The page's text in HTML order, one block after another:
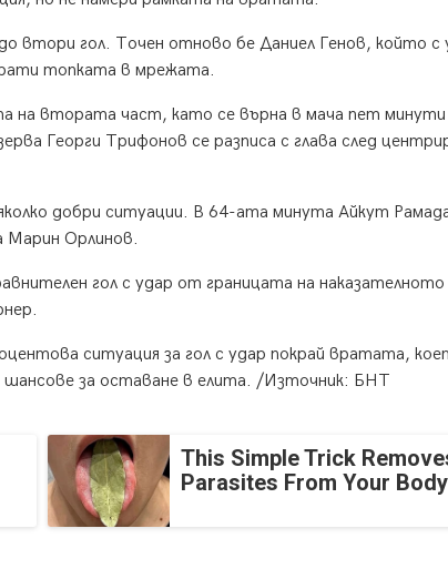
втори гол. Точен отново бе Даниел Генов, който с
топката в мрежата.
на втората част, като се върна в мача пет минути
Георги Трифонов се разписа с глава след
добри ситуации. В 64-ата минута Айкут
Марин Орлинов.
гол с удар от границата на наказателното
ситуация за гол с удар покрай вратата,
за оставане в елита. /Източник: БНТ
This Simple Trick
Parasites From Your